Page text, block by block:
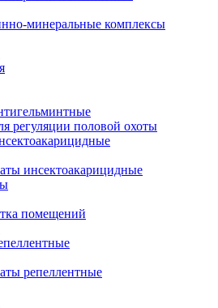
минеральные комплексы
регуляции половой охоты
инсектоакарицидные
помещений
репеллентные